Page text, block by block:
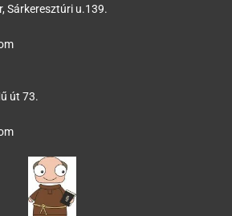
Sárkeresztúri u.139.
út 73.